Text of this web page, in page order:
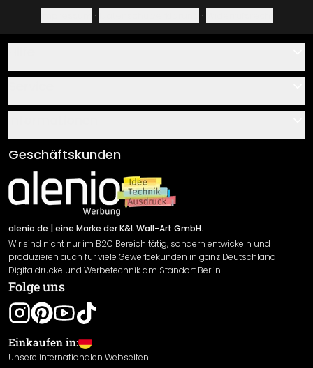
· ·
Über uns
Klebe- und Montageanleitungen
Newsletter An-/Abmeldung
Sendungsverfolgung
AGB
Impressum
Versand & Zahlung
Rücksendung
Widerrufsrecht
Datenschutzerklärung
Gewährleistung
Leistungserklärung / CE-Zeichen
Cookie Einstellungen
Geschäftskunden
alenio.de | eine Marke der K&L Wall-Art GmbH.
Wir sind nicht nur im B2C Bereich tätig, sondern entwickeln und
produzieren auch für viele Gewerbekunden in ganz Deutschland
Digitaldrucke und Werbetechnik am Standort Berlin.
Folge uns
Einkaufen in:
Unsere internationalen Webseiten